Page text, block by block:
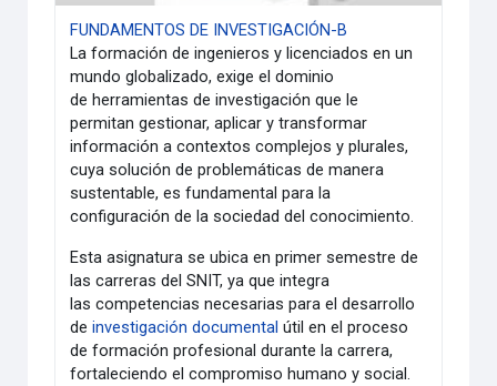
FUNDAMENTOS DE INVESTIGACIÓN-B
La formación de ingenieros y licenciados en un
mundo globalizado, exige el dominio
de herramientas de investigación que le
permitan gestionar, aplicar y transformar
información a contextos complejos y plurales,
cuya solución de problemáticas de manera
sustentable, es fundamental para la
configuración de la sociedad del conocimiento.
Esta asignatura se ubica en primer semestre de
las carreras del SNIT, ya que integra
las competencias necesarias para el desarrollo
deinvestigación documental útil en el proceso
de formación profesional durante la carrera,
fortaleciendo el compromiso humano y social.